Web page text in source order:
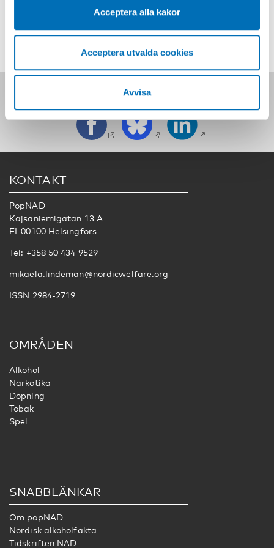
Acceptera alla kakor
Acceptera utvalda cookies
Avvisa
different interventions
Följ oss på sociala medier:
KONTAKT
PopNAD
Kajsaniemigatan 13 A
FI-00100 Helsingfors
Tel: +358 50 434 9529
mikaela.lindeman@nordicwelfare.org
ISSN 2984-2719
OMRÅDEN
Alkohol
Narkotika
Dopning
Tobak
Spel
SNABBLÄNKAR
Om popNAD
Nordisk alkoholfakta
Tidskriften NAD